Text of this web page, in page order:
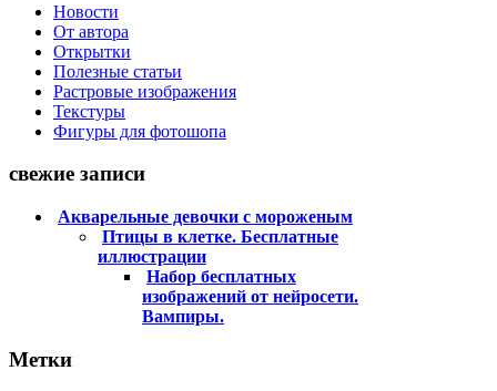
Новости
От автора
Открытки
Полезные статьи
Растровые изображения
Текстуры
Фигуры для фотошопа
свежие записи
Акварельные девочки с мороженым
Птицы в клетке. Бесплатные
иллюстрации
Набор бесплатных
изображений от нейросети.
Вампиры.
Метки